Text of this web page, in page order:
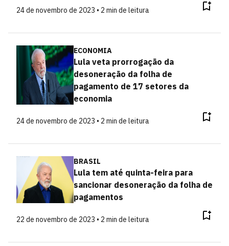
24 de novembro de 2023 • 2 min de leitura
ECONOMIA
Lula veta prorrogação da
desoneração da folha de
pagamento de 17 setores da
economia
24 de novembro de 2023 • 2 min de leitura
BRASIL
Lula tem até quinta-feira para
sancionar desoneração da folha de
pagamentos
22 de novembro de 2023 • 2 min de leitura